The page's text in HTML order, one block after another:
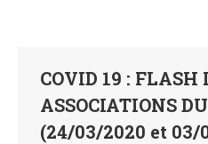
COVID 19 : FLASH
ASSOCIATIONS
(24/03/2020 et 03/